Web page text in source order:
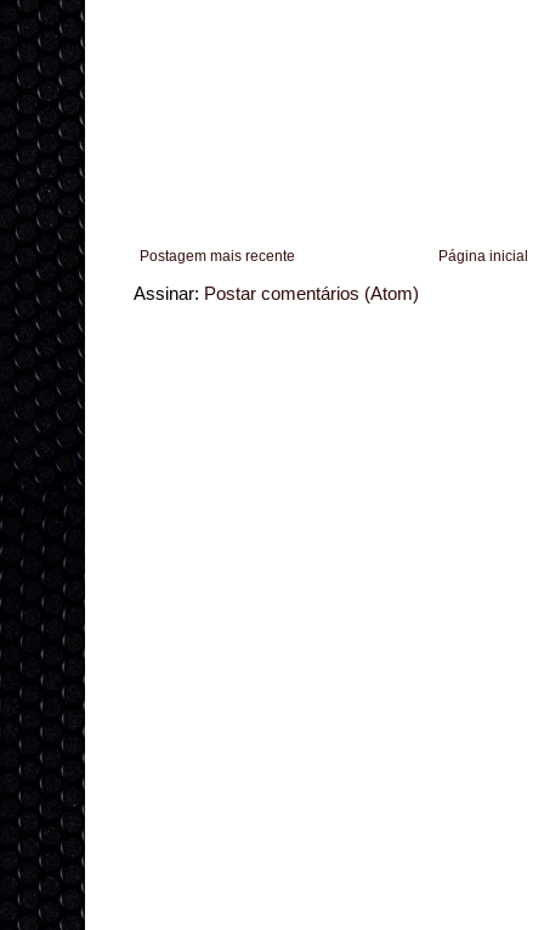
Postagem mais recente Página inicial
Assinar: Postar comentários (Atom)